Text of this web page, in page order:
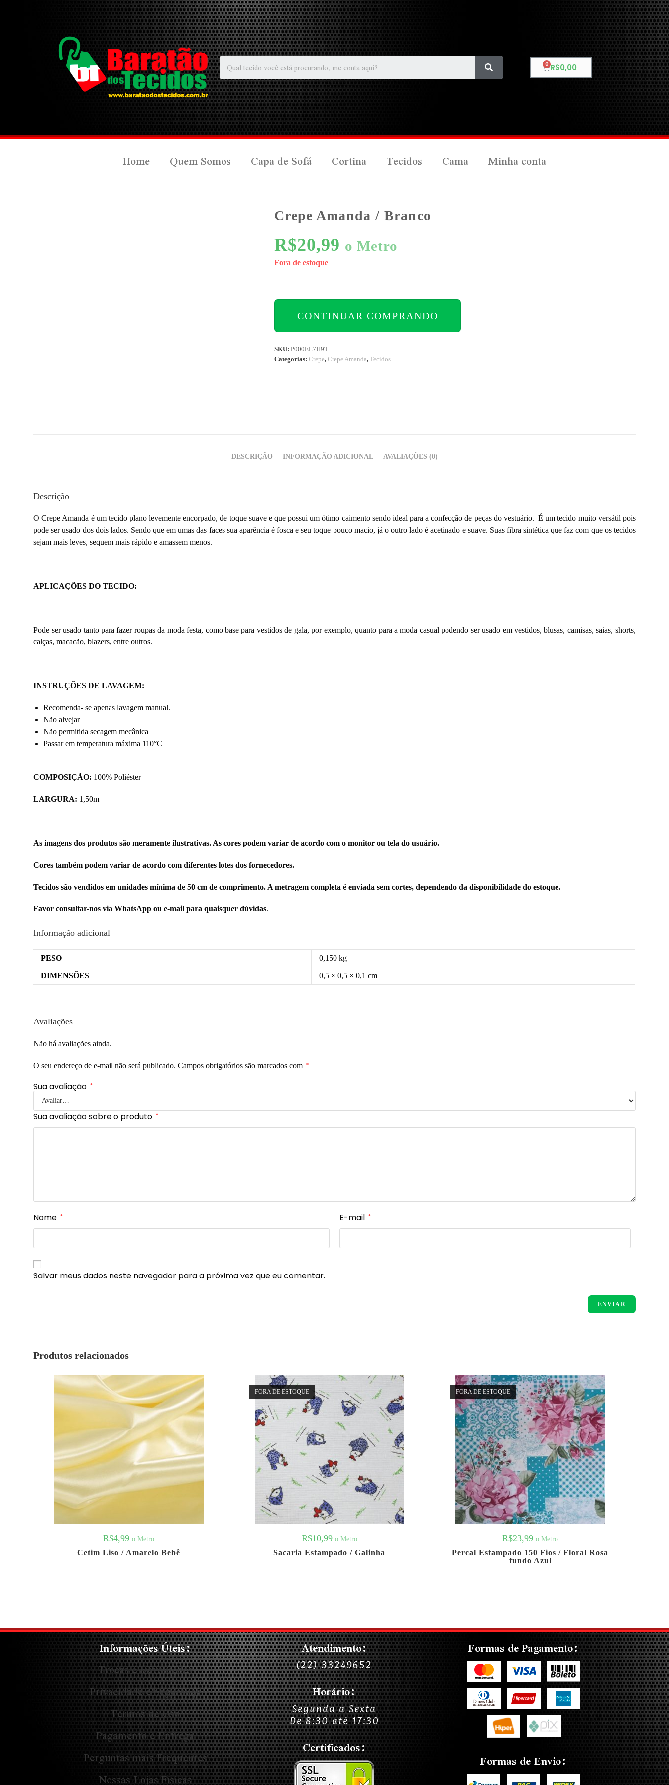
R$0,00
Home Quem Somos Capa de Sofá Cortina Tecidos Cama Minha conta
Crepe Amanda / Branco
R$20,99 o Metro
Fora de estoque
CONTINUAR COMPRANDO
SKU:P000EL7H9T
Categorias:Crepe,Crepe Amanda,Tecidos
DESCRIÇÃO INFORMAÇÃO ADICIONAL AVALIAÇÕES (0)
Descrição
O Crepe Amanda é um tecido plano levemente encorpado, de toque suave e que possui um ótimo caimento sendo ideal para a confecção de peças do vestuário. É um tecido muito versátil pois
pode ser usado dos dois lados. Sendo que em umas das faces sua aparência é fosca e seu toque pouco macio, já o outro lado é acetinado e suave. Suas fibra sintética que faz com que os tecidos
sejam mais leves, sequem mais rápido e amassem menos.
APLICAÇÕES DO TECIDO:
Pode ser usado tanto para fazer roupas da moda festa, como base para vestidos de gala, por exemplo, quanto para a moda casual podendo ser usado em vestidos, blusas, camisas, saias, shorts,
calças, macacão, blazers, entre outros.
INSTRUÇÕES DE LAVAGEM:
Recomenda- se apenas lavagem manual.
Não alvejar
Não permitida secagem mecânica
Passar em temperatura máxima 110°C
COMPOSIÇÃO: 100% Poliéster
LARGURA: 1,50m
As imagens dos produtos são meramente ilustrativas. As cores podem variar de acordo com o monitor ou tela do usuário.
Cores também podem variar de acordo com diferentes lotes dos fornecedores.
Tecidos são vendidos em unidades mínima de 50 cm de comprimento. A metragem completa é enviada sem cortes, dependendo da disponibilidade do estoque.
Favor consultar-nos via WhatsApp ou e-mail para quaisquer dúvidas.
Informação adicional
PESO 0,150 kg
DIMENSÕES 0,5 × 0,5 × 0,1 cm
Avaliações
Não há avaliações ainda.
O seu endereço de e-mail não será publicado. Campos obrigatórios são marcados com *
Sua avaliação *
Sua avaliação sobre o produto *
Nome * E-mail *
Salvar meus dados neste navegador para a próxima vez que eu comentar.
Produtos relacionados
R$4,99 o Metro
Cetim Liso / Amarelo Bebê
FORA DE ESTOQUE
R$10,99 o Metro
Sacaria Estampado / Galinha
FORA DE ESTOQUE
R$23,99 o Metro
Percal Estampado 150 Fios / Floral Rosa
fundo Azul
Informações Úteis:
Trocas e Devoluções
Privacidade e Segurança
Termos de Uso
Pagamento e Entrega
Perguntas mais Frequentes
Nossas Lojas Físicas
Atendimento:
(22) 33249652
Horário:
Segunda a Sexta
De 8:30 até 17:30
Certificados:
Formas de Pagamento:
Formas de Envio: